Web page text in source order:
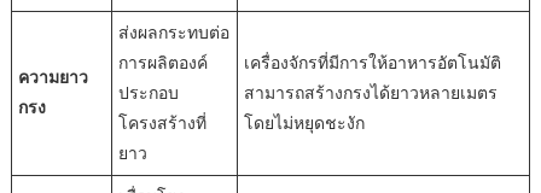
ความยาว
กรง
ส่งผลกระทบต่อ
การผลิตองค์
ประกอบ
โครงสร้างที่
ยาว
เครื่องจักรที่มีการให้อาหารอัตโนมัติ
สามารถสร้างกรงได้ยาวหลายเมตร
โดยไม่หยุดชะงัก